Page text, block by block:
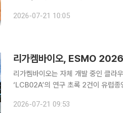
을 앞두고 있는 후보물질로 지난 5월
2026-07-21 10:05
리가켐바이오, ESMO
리가켐바이오는 자체 개발 중인 클
‘LCB02A’의 연구 초록 2건이 유럽
암연구학회(AACR) 등과 함께 세계
2026-07-21 09:53